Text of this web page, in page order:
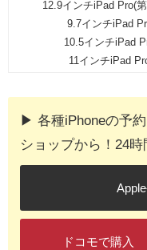
12.9インチiPad Pro(
9.7インチiPad
10.5インチiPad
11インチiPad
▶︎ 各種iPhoneの予
ショップから！24時
ドコモで購入